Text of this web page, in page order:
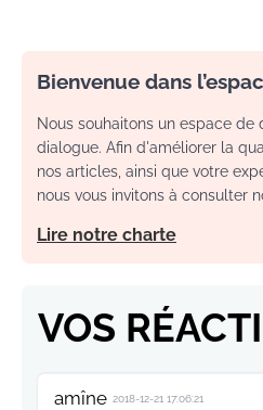
Bienvenue dans
Nous souhaitons un espace de
dialogue. Afin d'améliorer la
nos articles, ainsi que votre
nous vous invitons à consulter
Lire notre charte
VOS
amîne 2018-12-21 17:06:21